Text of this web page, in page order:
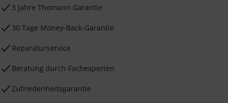
3 Jahre Thomann Garantie
30 Tage Money-Back-Garantie
Reparaturservice
Beratung durch Fachexperten
Zufriedenheitsgarantie